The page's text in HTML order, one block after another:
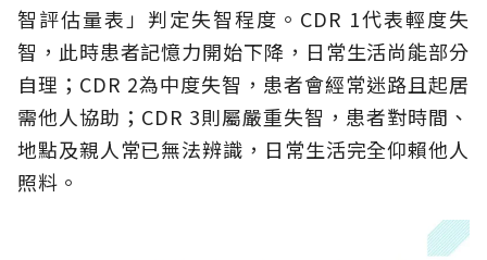
智評估量表」判定失智程度。CDR 1代表輕度失
智，此時患者記憶力開始下降，日常生活尚能部分
自理；CDR 2為中度失智，患者會經常迷路且起居
需他人協助；CDR 3則屬嚴重失智，患者對時間、
地點及親人常已無法辨識，日常生活完全仰賴他人
照料。